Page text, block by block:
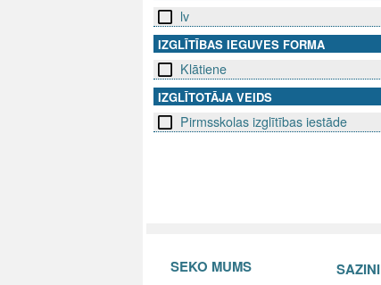
lv
IZGLĪTĪBAS IEGUVES FORMA
Klātiene
IZGLĪTOTĀJA VEIDS
Pirmsskolas izglītības iestāde
SEKO MUMS